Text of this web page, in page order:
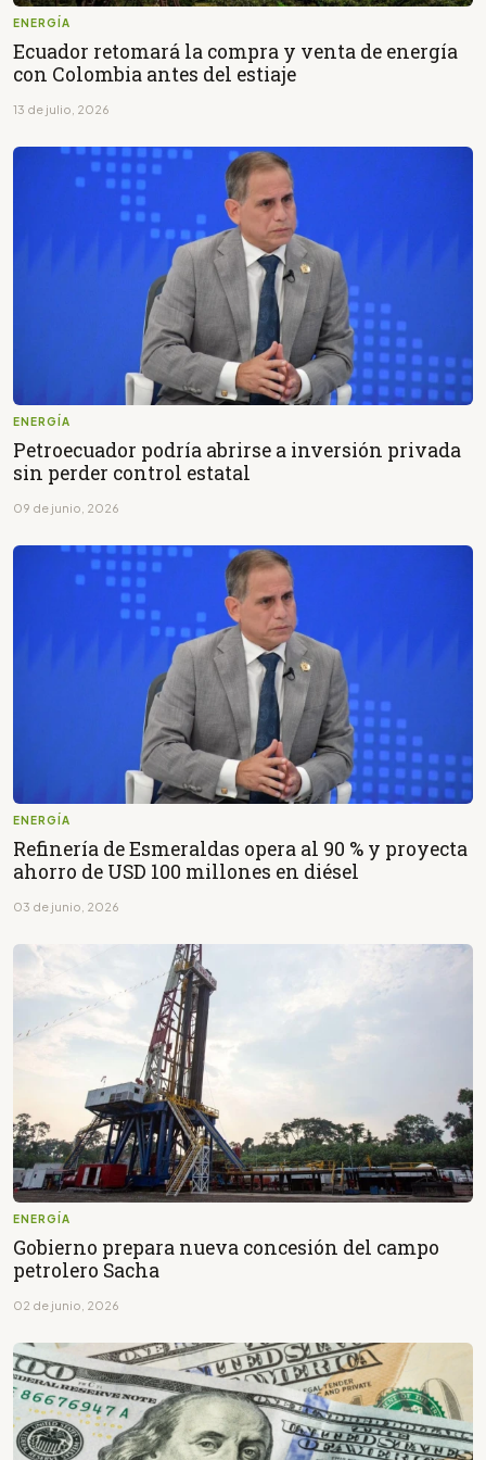
ENERGÍA
Ecuador retomará la compra y venta de energía
con Colombia antes del estiaje
13 de julio, 2026
ENERGÍA
Petroecuador podría abrirse a inversión privada
sin perder control estatal
09 de junio, 2026
ENERGÍA
Refinería de Esmeraldas opera al 90 % y proyecta
ahorro de USD 100 millones en diésel
03 de junio, 2026
ENERGÍA
Gobierno prepara nueva concesión del campo
petrolero Sacha
02 de junio, 2026